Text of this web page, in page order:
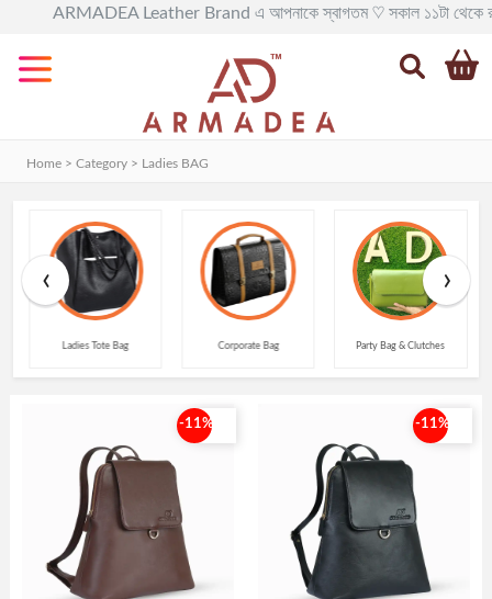
ARMADEA Leather Brand এ আপনাকে স্বাগতম ♡ সকাল ১১টা থেকে রাত
BAG
Leather
BackPack
Leather
Travel
Collection
Ladies
Home > Category > Ladies BAG
Ladies Tote Bag Corporate Bag Party Bag & Clutches
‹ ›
-11% -11%